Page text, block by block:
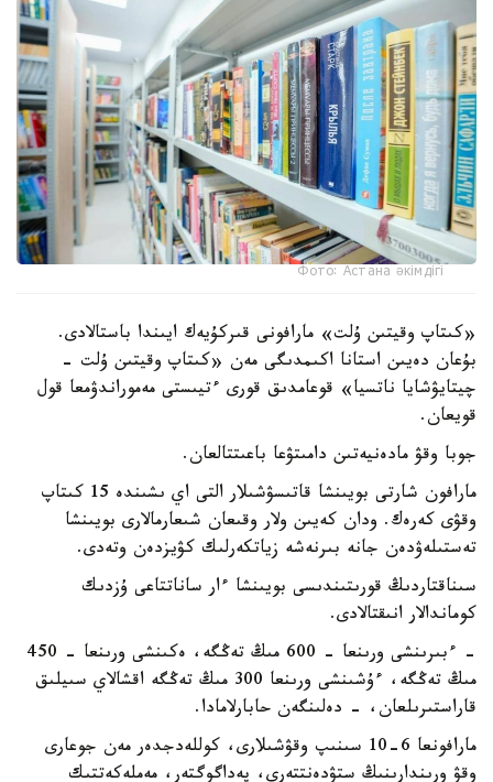
Фото: Астана әкімдігі
«كىتاپ وقيتىن ۇلت» مارافونى قىركۇيەك ايىندا باستالادى.
بۇعان دەيىن استانا اكىمدىگى مەن «كىتاپ وقيتىن ۇلت -
چيتايۋشايا ناتسيا» قوعامدىق قورى ءتيىستى مەموراندۋمعا قول
قويعان.
جوبا وقۋ مادەنيەتىن دامىتۋعا باعىتتالعان.
مارافون شارتى بويىنشا قاتىسۋشىلار التى اي ىشىندە 15 كىتاپ
وقۋى كەرەك. ودان كەيىن ولار وقىعان شىعارمالارى بويىنشا
تەستىلەۋدەن جانە بىرنەشە زياتكەرلىك كۋيزدەن وتەدى.
سىناقتاردىڭ قورىتىندىسى بويىنشا ءار ساناتتاعى ۇزدىك
كوماندالار انىقتالادى.
- ءبىرىنشى ورىنعا - 600 مىڭ تەڭگە، ەكىنشى ورىنعا - 450
مىڭ تەڭگە، ءۇشىنشى ورىنعا 300 مىڭ تەڭگە اقشالاي سىيلىق
قاراستىرىلعان، - دەلىنگەن حابارلامادا.
مارافونعا 6-10 سىنىپ وقۋشىلارى، كوللەدجدەر مەن جوعارى
وقۋ ورىندارىنىڭ ستۋدەنتتەرى، پەداگوگتەر، مەملەكەتتىك